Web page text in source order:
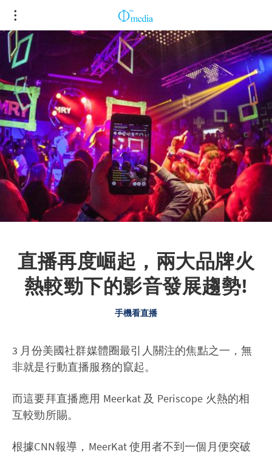
直播再度崛起，兩大品牌火
熱較勁下的影音發展趨勢!
手機看直播
3 月份美國社群媒體圈最引人關注的焦點之一，無
非就是行動直播服務的竄起。
而這要拜直播應用 Meerkat 及 Periscope 火熱的相
互較勁所賜。
根據CNN報導，MeerKat 使用者不到一個月便突破